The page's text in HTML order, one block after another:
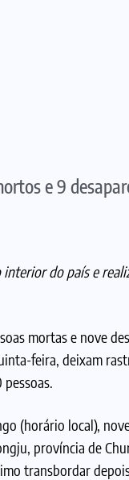
e 9
do país e
mortas e nove
feira, deixam
(horário local),
província de
transbordar